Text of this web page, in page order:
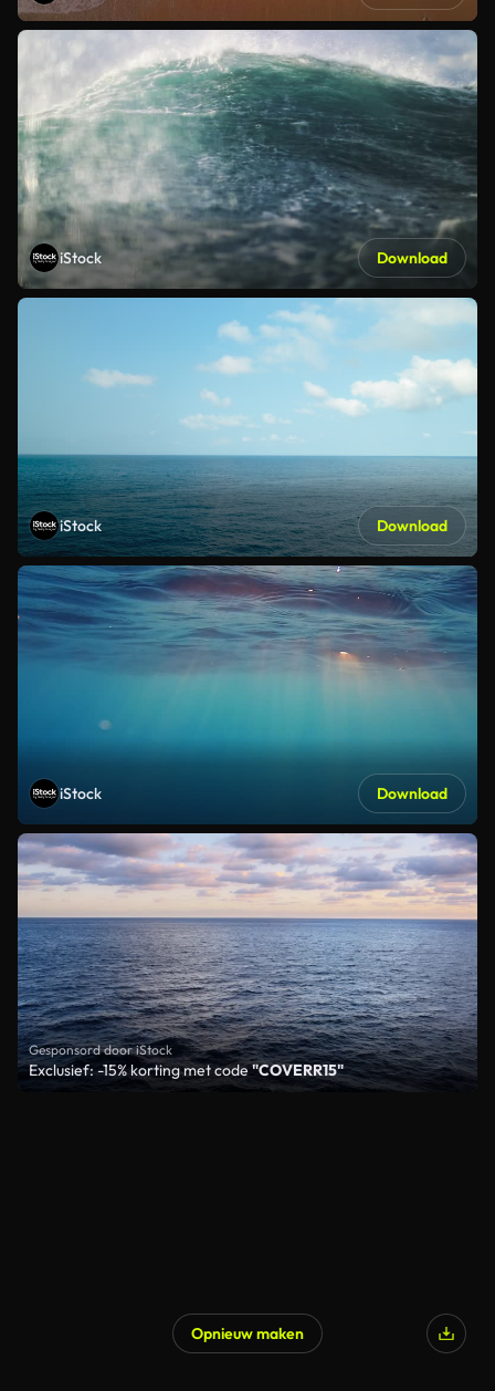
iStock Download
iStock Download
iStock Download
Gesponsord door iStock
Exclusief: -15% korting met code"COVERR15"
Opnieuw maken